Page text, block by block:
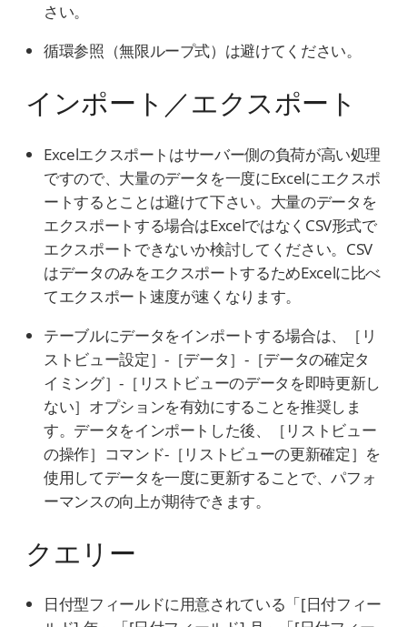
さい。
循環参照（無限ループ式）は避けてください。
インポート／エクスポート
Excelエクスポートはサーバー側の負荷が高い処理
ですので、大量のデータを一度にExcelにエクスポ
ートするとことは避けて下さい。大量のデータを
エクスポートする場合はExcelではなくCSV形式で
エクスポートできないか検討してください。CSV
はデータのみをエクスポートするためExcelに比べ
てエクスポート速度が速くなります。
テーブルにデータをインポートする場合は、［リ
ストビュー設定］-［データ］-［データの確定タ
イミング］-［リストビューのデータを即時更新し
ない］オプションを有効にすることを推奨しま
す。データをインポートした後、［リストビュー
の操作］コマンド-［リストビューの更新確定］を
使用してデータを一度に更新することで、パフォ
ーマンスの向上が期待できます。
クエリー
日付型フィールドに用意されている「[日付フィー